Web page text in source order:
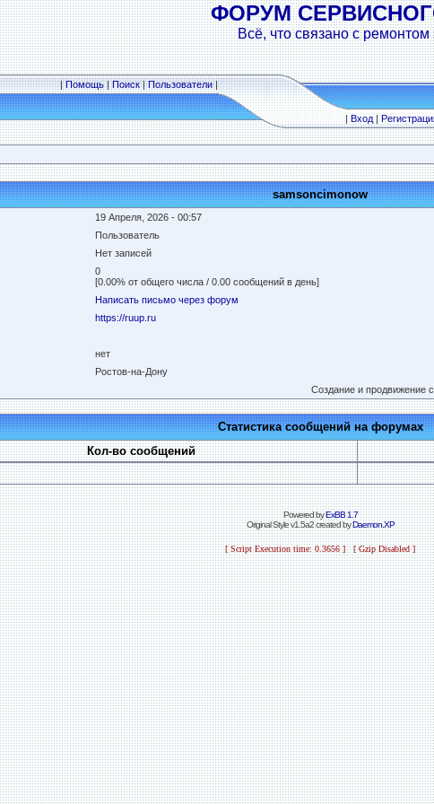
ФОРУМ
Всё, что связано с ремонтом
|Помощь|Поиск|Пользователи|
|Вход|
samsoncimonow
19 Апреля, 2026 - 00:57
Пользователь
Нет записей
0
[0.00% от общего числа / 0.00 сообщений в день]
Написать письмо через форум
https://ruup.ru
нет
Ростов-на-Дону
Создание и продвижение
Статистика сообщений на форумах
Кол-во сообщений
Powered byExBB 1.7
Original Style v1.5a2 created byDaemon.XP
[ Script Execution time: 0.3656 ] [ Gzip Disabled ]